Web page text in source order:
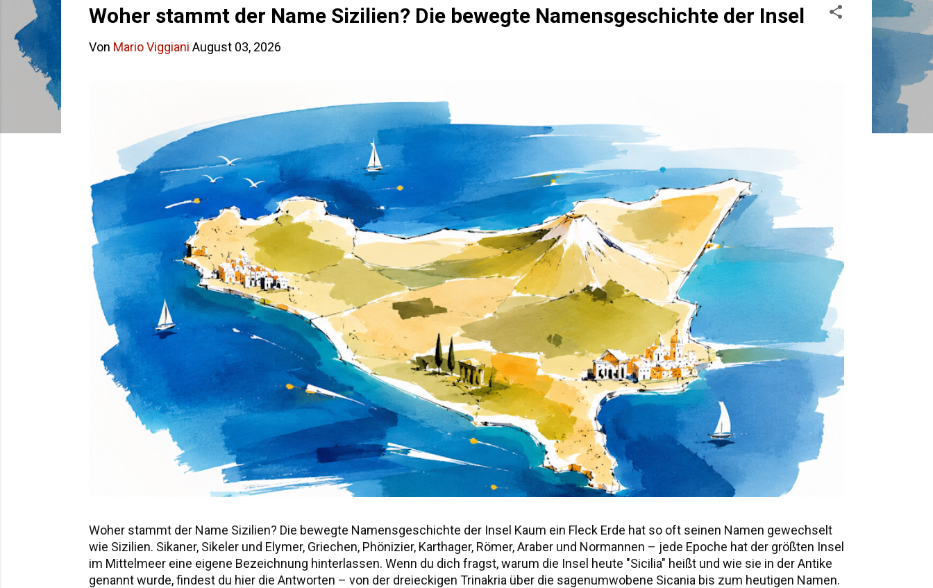
Woher stammt der Name Sizilien? Die bewegte Namensgeschichte der Insel
Von Mario Viggiani August 03, 2026
Woher stammt der Name Sizilien? Die bewegte Namensgeschichte der Insel Kaum ein Fleck Erde hat so oft seinen Namen gewechselt
wie Sizilien. Sikaner, Sikeler und Elymer, Griechen, Phönizier, Karthager, Römer, Araber und Normannen – jede Epoche hat der größten Insel
im Mittelmeer eine eigene Bezeichnung hinterlassen. Wenn du dich fragst, warum die Insel heute "Sicilia" heißt und wie sie in der Antike
genannt wurde, findest du hier die Antworten – von der dreieckigen Trinakria über die sagenumwobene Sicania bis zum heutigen Namen.